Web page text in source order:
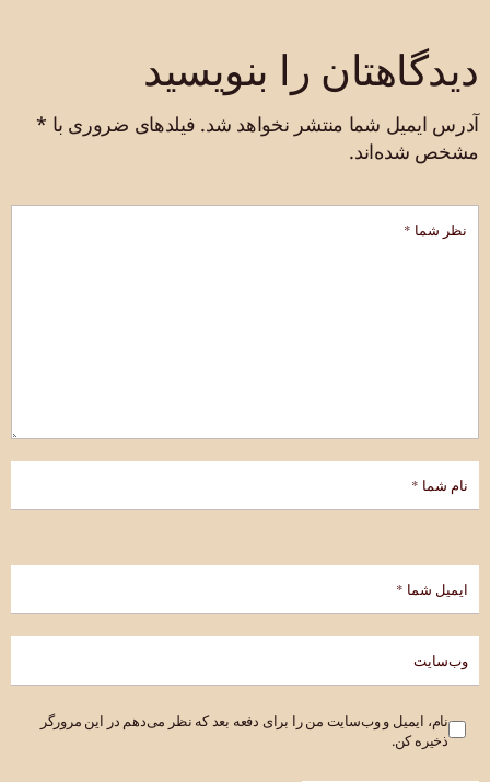
دیدگاهتان را بنویسید
آدرس ایمیل شما منتشر نخواهد شد. فیلدهای ضروری با *
مشخص شده‌اند.
نام، ایمیل و وب‌سایت من را برای دفعه بعد که نظر می‌دهم در این مرورگر
ذخیره کن.